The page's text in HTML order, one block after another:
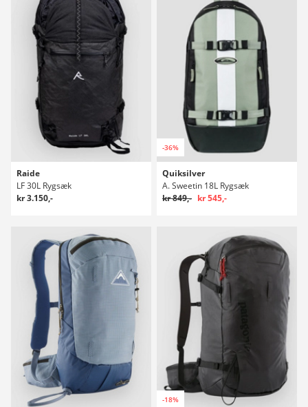
Raide
LF 30L Rygsæk
kr 3.150,-
-36%
Quiksilver
A. Sweetin 18L Rygsæk
kr 849,- kr 545,-
-18%